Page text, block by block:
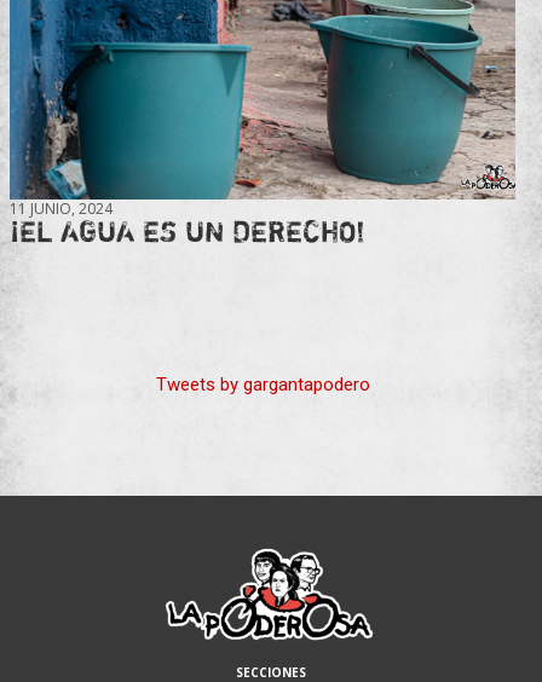
11 JUNIO, 2024
¡EL AGUA ES UN DERECHO!
Tweets by gargantapodero
SECCIONES